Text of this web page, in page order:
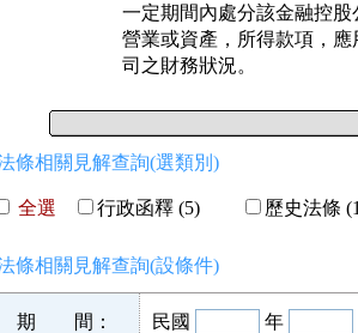
一定期間內處分該金融控
營業或資產，所得款項，
司之財務狀況。
條相關見解查詢(選類別)
全選 行政函釋 (5) 歷史法條
條相關見解查詢(設條件)
期 間： 民國 年